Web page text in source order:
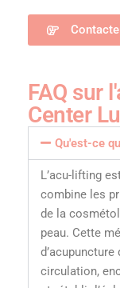
FAQ sur
Center
Qu'est-ce
L’acu-lifting
combine les
de la
peau. Cette
circulation,